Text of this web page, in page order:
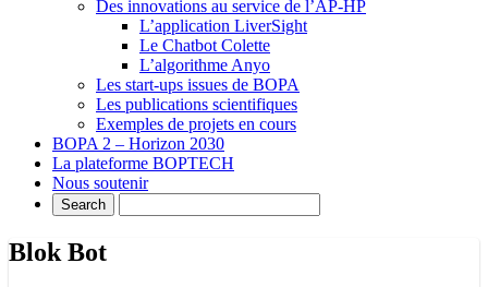
Des innovations au service de l’AP-HP
L’application LiverSight
Le Chatbot Colette
L’algorithme Anyo
Les start-ups issues de BOPA
Les publications scientifiques
Exemples de projets en cours
BOPA 2 – Horizon 2030
La plateforme BOPTECH
Nous soutenir
Blok Bot